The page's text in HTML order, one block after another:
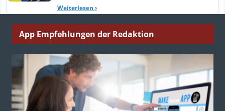
Weiterlesen ›
App Empfehlungen der Redaktion